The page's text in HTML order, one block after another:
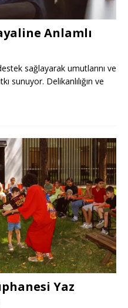
Anlamlı
sağlayarak umutlarını ve
sunuyor. Delikanlılığın ve
Yaz